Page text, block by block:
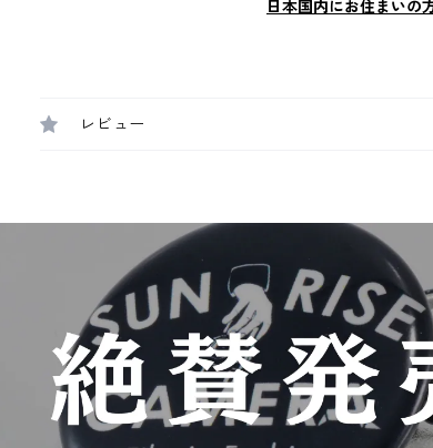
日本国内にお住まいの
レビュー